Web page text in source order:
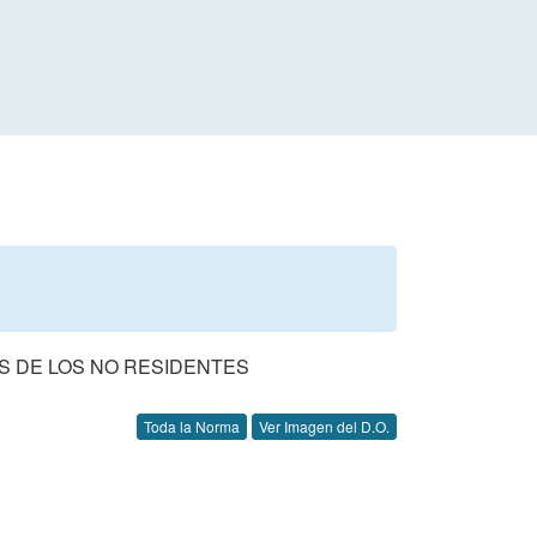
DE LOS NO RESIDENTES
Toda la Norma Ver Imagen del D.O.